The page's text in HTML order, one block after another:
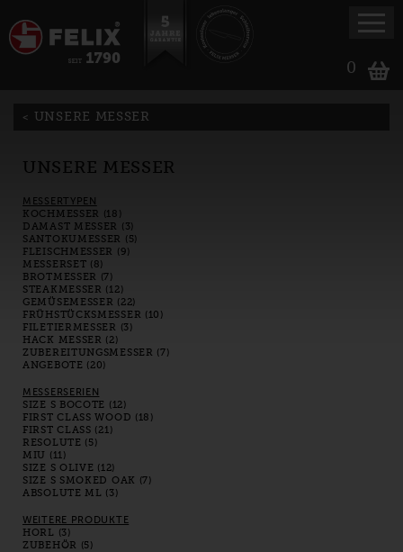
0
UNSERE MESSER
UNSERE MESSER
MESSERTYPEN
KOCHMESSER (18)
DAMAST MESSER (3)
SANTOKUMESSER (5)
FLEISCHMESSER (9)
MESSERSET (8)
BROTMESSER (7)
STEAKMESSER (12)
GEMÜSEMESSER (22)
FRÜHSTÜCKSMESSER (10)
FILETIERMESSER (3)
HACK MESSER (2)
ZUBEREITUNGSMESSER (7)
ANGEBOTE (20)
MESSERSERIEN
SIZE S BOCOTE (12)
FIRST CLASS WOOD (18)
FIRST CLASS (21)
RESOLUTE (5)
MIU (11)
SIZE S OLIVE (12)
SIZE S SMOKED OAK (7)
ABSOLUTE ML (3)
WEITERE PRODUKTE
HORL (3)
ZUBEHÖR (5)